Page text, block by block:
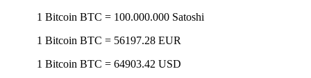
1 Bitcoin BTC = 100.000.000 Satoshi
1 Bitcoin BTC = 56197.28 EUR
1 Bitcoin BTC = 64903.42 USD